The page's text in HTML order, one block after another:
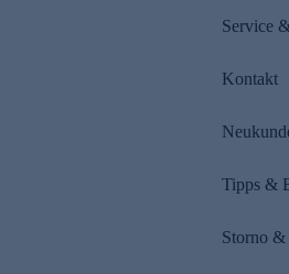
Service
Kontakt
Tipps &
Storno &